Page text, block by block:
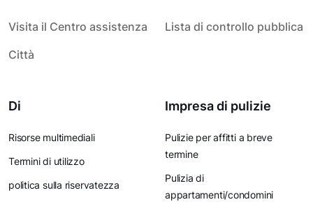
Visita il Centro assistenza
Lista di controllo pubblica
Città
Di
Risorse multimediali
Termini di utilizzo
politica sulla riservatezza
Impresa di pulizie
Pulizie per affitti a breve
termine
Pulizia di
appartamenti/condomini